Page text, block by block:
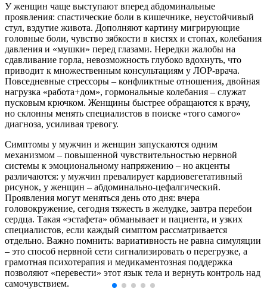
У женщин чаще выступают вперед абдоминальные
проявления: спастические боли в кишечнике, неустойчивый
стул, вздутие живота. Дополняют картину мигрирующие
головные боли, чувство зябкости в кистях и стопах, колебания
давления и «мушки» перед глазами. Нередки жалобы на
сдавливание горла, невозможность глубоко вдохнуть, что
приводит к множественным консультациям у ЛОР-врача.
Повседневные стрессоры – конфликтные отношения, двойная
нагрузка «работа+дом», гормональные колебания – служат
пусковым крючком. Женщины быстрее обращаются к врачу,
но склонны менять специалистов в поиске «того самого»
диагноза, усиливая тревогу.
Симптомы у мужчин и женщин запускаются одним
механизмом – повышенной чувствительностью нервной
системы к эмоциональному напряжению – но акценты
различаются: у мужчин превалирует кардиовегетативный
рисунок, у женщин – абдоминально-цефалгический.
Проявления могут меняться день ото дня: вчера
головокружение, сегодня тяжесть в желудке, завтра перебои
сердца. Такая «эстафета» обманывает и пациента, и узких
специалистов, если каждый симптом рассматривается
отдельно. Важно помнить: вариативность не равна симуляции
– это способ нервной сети сигнализировать о перегрузке, а
грамотная психотерапия и медикаментозная поддержка
позволяют «перевести» этот язык тела и вернуть контроль над
самочувствием.